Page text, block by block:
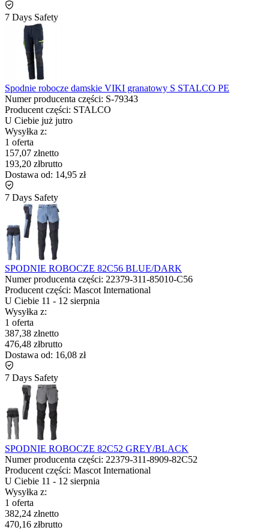
7 Days Safety
Spodnie robocze damskie VIKI granatowy S STALCO PE
Numer producenta części: S-79343
Producent części: STALCO
U Ciebie już jutro
Wysyłka z:
1 oferta
157,07 złnetto
193,20 złbrutto
Dostawa od: 14,95 zł
7 Days Safety
SPODNIE ROBOCZE 82C56 BLUE/DARK
Numer producenta części: 22379-311-85010-C56
Producent części: Mascot International
U Ciebie 11 - 12 sierpnia
Wysyłka z:
1 oferta
387,38 złnetto
476,48 złbrutto
Dostawa od: 16,08 zł
7 Days Safety
SPODNIE ROBOCZE 82C52 GREY/BLACK
Numer producenta części: 22379-311-8909-82C52
Producent części: Mascot International
U Ciebie 11 - 12 sierpnia
Wysyłka z:
1 oferta
382,24 złnetto
470,16 złbrutto